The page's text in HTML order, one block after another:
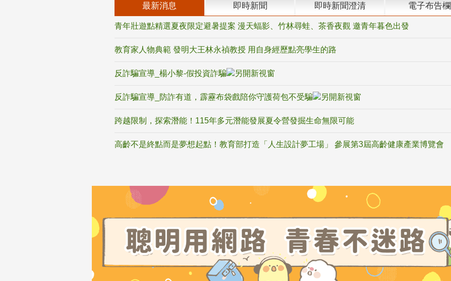
最新消息 即時新聞 即時新聞澄清 電子布告欄
青年壯遊點精選夏夜限定避暑提案 漫天蝠影、竹林尋蛙、茶香夜觀 邀青年暮色出發
教育家人物典範 發明大王林永禎教授 用自身經歷點亮學生的路
反詐騙宣導_楊小黎-假投資詐騙
反詐騙宣導_防詐有道，霹靂布袋戲陪你守護荷包不受騙
跨越限制，探索潛能！115年多元潛能發展夏令營發掘生命無限可能
高齡不是終點而是夢想起點！教育部打造「人生設計夢工場」 參展第3屆高齡健康產業博覽會